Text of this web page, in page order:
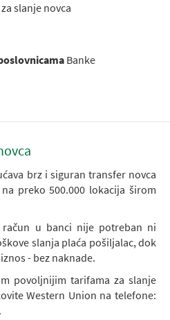
slanje novca
Banke
brz i siguran transfer novca
preko 500.000 lokacija širom
u banci nije potreban ni
slanja plaća pošiljalac, dok
- bez naknade.
povoljnijim tarifama za slanje
Western Union na telefone: